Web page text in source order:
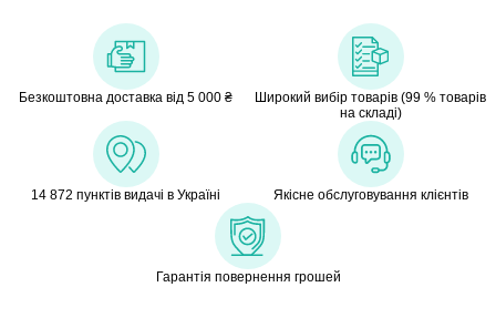
Безкоштовна доставка від 5 000 ₴
Широкий вибір товарів (99 % товарів
на складі)
14 872 пунктів видачі в Україні Якісне обслуговування клієнтів
Гарантія повернення грошей